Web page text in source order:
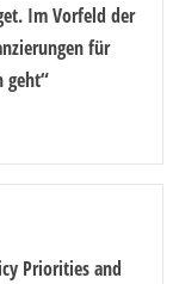
Im Vorfeld der
für
geht“
Priorities and